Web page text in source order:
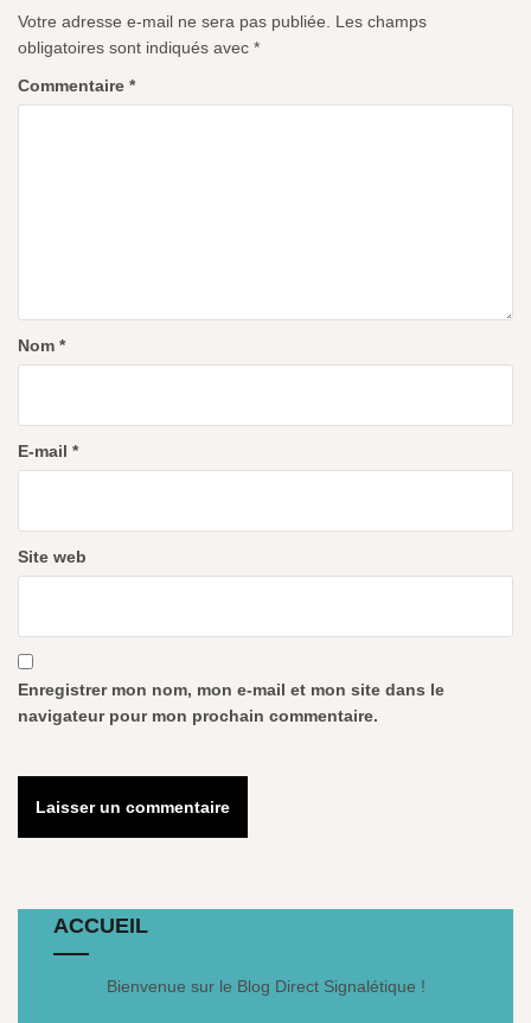
Votre adresse e-mail ne sera pas publiée.
Les champs
obligatoires sont indiqués avec *
Commentaire *
Nom *
E-mail *
Site web
Enregistrer mon nom, mon e-mail et mon site dans le
navigateur pour mon prochain commentaire.
ACCUEIL
Bienvenue sur le Blog Direct Signalétique !